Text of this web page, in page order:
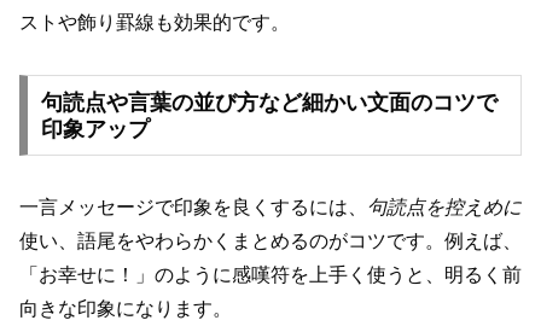
ストや飾り罫線も効果的です。
句読点や言葉の並び方など細かい文面のコツで
印象アップ
一言メッセージで印象を良くするには、 句読点を控えめに
使い、語尾をやわらかくまとめるのがコツです。例えば、
「お幸せに！」のように感嘆符を上手く使うと、明るく前
向きな印象になります。